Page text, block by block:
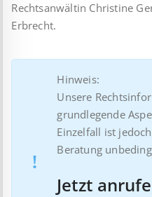
Rechtsanwältin Christine
Erbrecht.
Hinweis:
Unsere
grundlegende
Einzelfall ist
Beratung
Jetzt